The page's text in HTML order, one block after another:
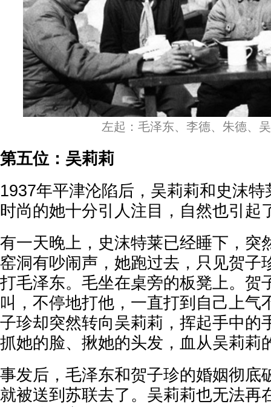
左起：毛泽东、李德、朱德、
第五位：吴莉莉
1937年平津沦陷后，吴莉莉和史沫
时尚的她十分引人注目，自然也引起
有一天晚上，史沫特莱已经睡下，突
窑洞有吵闹声，她跑过去，只见贺子
打毛泽东。毛坐在桌旁的板凳上。贺
叫，不停地打他，一直打到自己上气
子珍却突然转向吴莉莉，挥起手中的
抓她的脸、揪她的头发，血从吴莉莉
事发后，毛泽东和贺子珍的婚姻彻底
就被送到苏联去了。吴莉莉也无法再